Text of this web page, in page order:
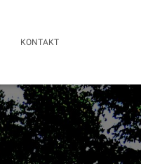
KONTAKT